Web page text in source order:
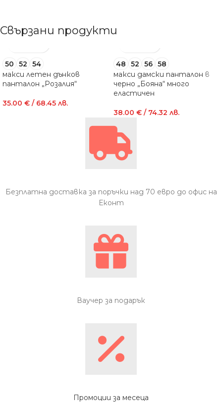
Свързани продукти
50 52
54
макси летен дънков
панталон „Розалия“
35.00 € / 68.45 лв.
48 52 56 58
макси дамски панталон в
черно „Бояна“ много
еластичен
38.00 € / 74.32 лв.
Безплатна доставка за поръчки над 70 евро до офис на
Еконт
Ваучер за подарък
Промоции за месеца